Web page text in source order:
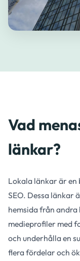
Vad
länkar?
Lokala länkar är en
SEO. Dessa länkar
hemsida från
medieprofiler med
och underhålla en
flera fördelar och